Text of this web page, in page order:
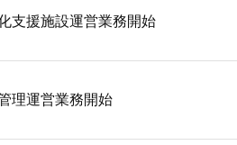
支援施設運営業務開始
理運営業務開始